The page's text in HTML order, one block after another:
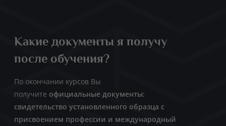
Какие документы я получу
после обучения?
По окончании курсов Вы
получите официальные документы:
свидетельство установленного образца с
присвоением профессии и международный